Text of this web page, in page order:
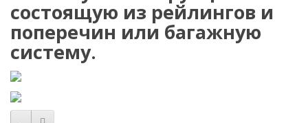
состоящую из рейлингов и
поперечин или багажную
систему.